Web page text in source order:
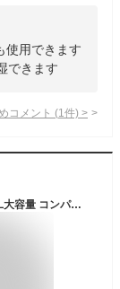
使用できます
できます
コメント (1 件) >
除湿機 ハイブリッド式 最大除湿量2L/日 37畳対応 3L大容量 コンパクト 結露 部屋干し クローゼット 湿気対策 除湿乾燥機 小型 5色ランプ タイマー 室内干し おしゃれ 軽量 静音作業 風呂場 台所 書棚